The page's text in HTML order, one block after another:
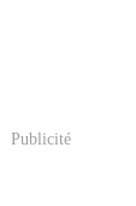
Publicité